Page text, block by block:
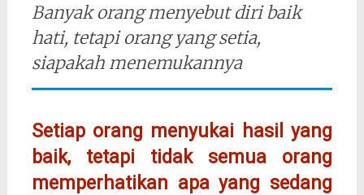
Banyak orang menyebut diri baik
hati, tetapi orang yang setia,
siapakah menemukannya
Setiap orang menyukai hasil yang
baik, tetapi tidak semua orang
memperhatikan apa yang sedang